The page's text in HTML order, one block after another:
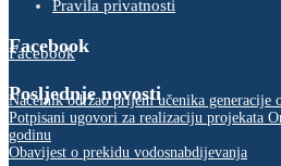
Pravila privatnosti
Facebook
Facebook
Posljednje novosti
Načelnik održao prijem učenika generacije
Potpisani ugovori za realizaciju projekata
godinu
Obavijest o prekidu vodosnabdijevanja